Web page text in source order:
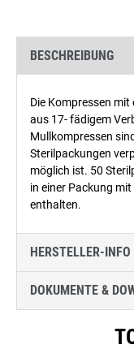
BESCHREIBUNG
Die Kompressen
aus 17- fädigem
Mullkompressen
Sterilpackungen
möglich ist. 50
in einer Packung
enthalten.
HERSTELLER-INFO
DOKUMENTE &